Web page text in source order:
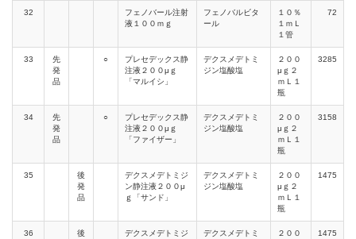
32
フェノバール注射
液１００ｍｇ
フェノバルビタ
ール
１０％
１ｍＬ
１管
72
33
先
発
品
○
プレセデックス静
注液２００μｇ
「マルイシ」
デクスメデトミ
ジン塩酸塩
２００
μｇ２
ｍＬ１
瓶
3285
34
先
発
品
○
プレセデックス静
注液２００μｇ
「ファイザー」
デクスメデトミ
ジン塩酸塩
２００
μｇ２
ｍＬ１
瓶
3158
35
後
発
品
デクスメデトミジ
ン静注液２００μ
ｇ「サンド」
デクスメデトミ
ジン塩酸塩
２００
μｇ２
ｍＬ１
瓶
1475
36
後
デクスメデトミジ
デクスメデトミ
２００
1475